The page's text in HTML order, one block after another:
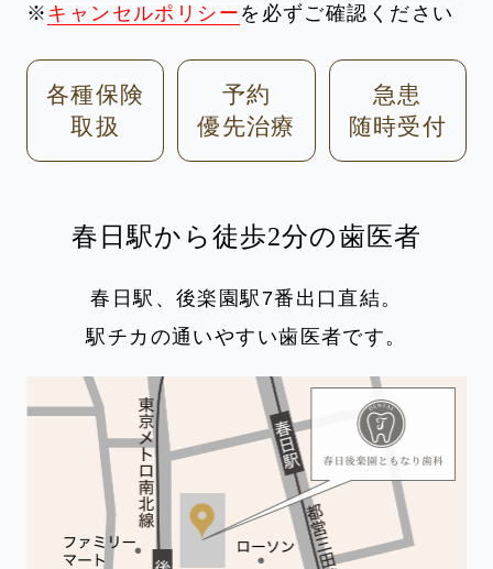
※ キャンセルポリシー を必ずご確認ください
各種保険
取扱
予約
優先治療
急患
随時受付
春日駅から徒歩2分の歯医者
春日駅、後楽園駅7番出口直結。
駅チカの通いやすい歯医者です。